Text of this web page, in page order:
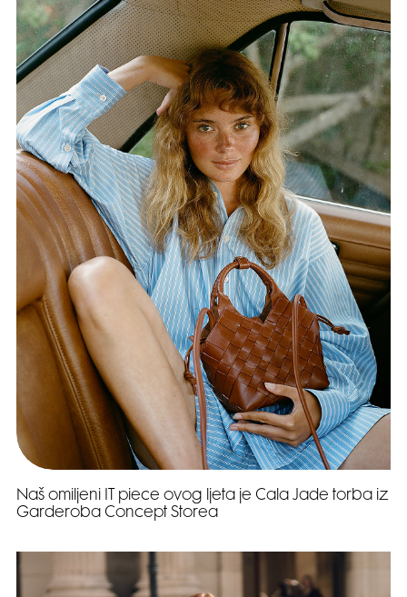
Naš omiljeni IT piece ovog ljeta je Cala Jade torba iz
Garderoba Concept Storea